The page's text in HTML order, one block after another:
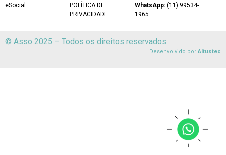
eSocial
POLÍTICA DE
PRIVACIDADE
WhatsApp:(11) 99534-
1965
© Asso 2025 – Todos os direitos reservados
Desenvolvido porAltustec